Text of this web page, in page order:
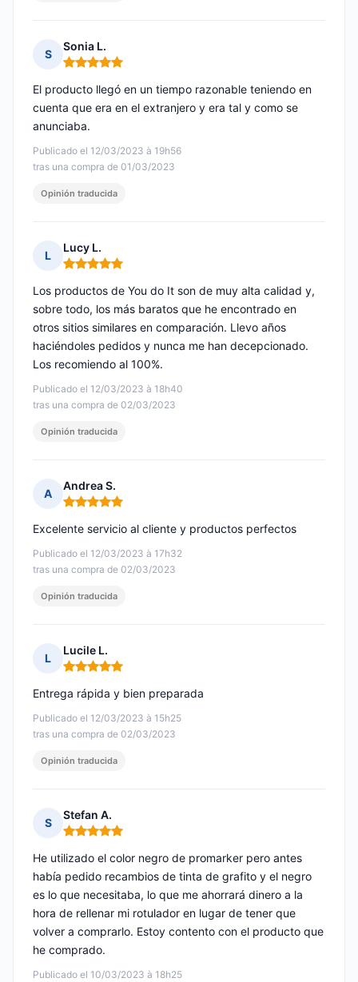
S
Sonia L.
Nota: 5 de 5
Publicado el 12/03/2023 à 19h56
tras una compra de 01/03/2023
El producto llegó en un tiempo razonable teniendo en
cuenta que era en el extranjero y era tal y como se
anunciaba.
Opinión traducida
L
Lucy L.
Nota: 5 de 5
Publicado el 12/03/2023 à 18h40
tras una compra de 02/03/2023
Los productos de You do It son de muy alta calidad y,
sobre todo, los más baratos que he encontrado en
otros sitios similares en comparación. Llevo años
haciéndoles pedidos y nunca me han decepcionado.
Los recomiendo al 100%.
Opinión traducida
A
Andrea S.
Nota: 5 de 5
Publicado el 12/03/2023 à 17h32
tras una compra de 02/03/2023
Excelente servicio al cliente y productos perfectos
Opinión traducida
L
Lucile L.
Nota: 5 de 5
Publicado el 12/03/2023 à 15h25
tras una compra de 02/03/2023
Entrega rápida y bien preparada
Opinión traducida
S
Stefan A.
Nota: 5 de 5
Publicado el 10/03/2023 à 18h25
He utilizado el color negro de promarker pero antes
había pedido recambios de tinta de grafito y el negro
es lo que necesitaba, lo que me ahorrará dinero a la
hora de rellenar mi rotulador en lugar de tener que
volver a comprarlo. Estoy contento con el producto que
he comprado.